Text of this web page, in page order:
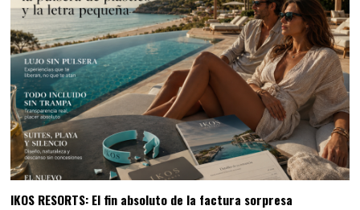
IKOS RESORTS: El fin absoluto de la factura sorpresa